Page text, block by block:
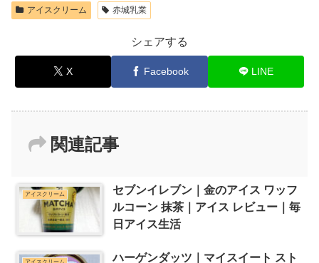
アイスクリーム 赤城乳業
シェアする
X Facebook LINE
関連記事
アイスクリーム
セブンイレブン｜金のアイス ワッフ
ルコーン 抹茶｜アイス レビュー｜毎
日アイス生活
ハーゲンダッツ｜マイスイート スト